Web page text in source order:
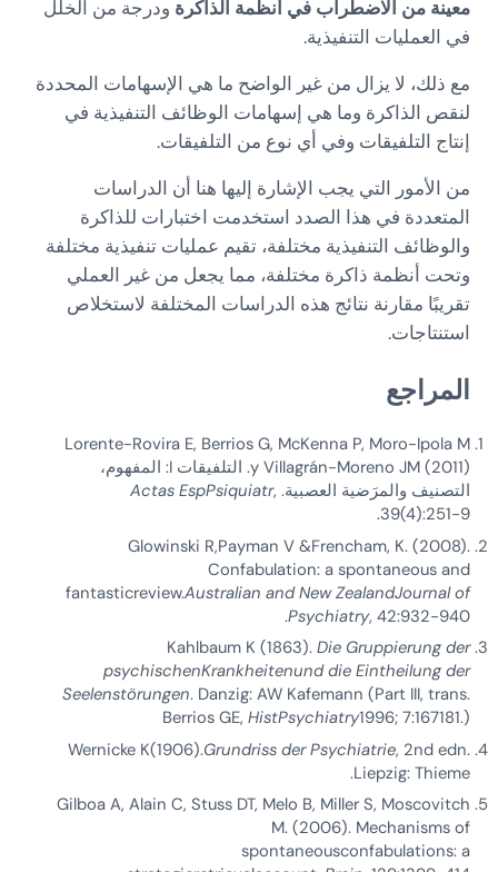
معينة من الاضطراب في أنظمة الذاكرة ودرجة من الخلل
في العمليات التنفيذية.
مع ذلك، لا يزال من غير الواضح ما هي الإسهامات المحددة
لنقص الذاكرة وما هي إسهامات الوظائف التنفيذية في
إنتاج التلفيقات وفي أي نوع من التلفيقات.
من الأمور التي يجب الإشارة إليها هنا أن الدراسات
المتعددة في هذا الصدد استخدمت اختبارات للذاكرة
والوظائف التنفيذية مختلفة، تقيم عمليات تنفيذية مختلفة
وتحت أنظمة ذاكرة مختلفة، مما يجعل من غير العملي
تقريبًا مقارنة نتائج هذه الدراسات المختلفة لاستخلاص
استنتاجات.
المراجع
Lorente-Rovira E, Berrios G, McKenna P, Moro-Ipola M
y Villagrán-Moreno JM (2011). التلفيقات I: المفهوم،
التصنيف والمرَضية العصبية. Actas EspPsiquiatr,
39(4):251-9.
Glowinski R,Payman V &Frencham, K. (2008).
Confabulation: a spontaneous and
fantasticreview.Australian and New ZealandJournal of
Psychiatry, 42:932-940.
Kahlbaum K (1863).Die Gruppierungder
psychischenKrankheitenund die Eintheilung der
Seelenstörungen. Danzig: AW Kafemann (Part III, trans.
Berrios GE,HistPsychiatry1996; 7:167181.)
Wernicke K(1906).Grundriss derPsychiatrie, 2nd edn.
Liepzig: Thieme.
Gilboa A, Alain C, Stuss DT, Melo B, Miller S, Moscovitch
M. (2006). Mechanisms of
spontaneousconfabulations: a